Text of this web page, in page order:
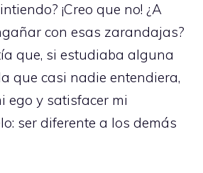
¡Creo que no! ¿A
con esas zarandajas?
que, si estudiaba alguna
que casi nadie entendiera,
ego y satisfacer mi
ser diferente a los demás